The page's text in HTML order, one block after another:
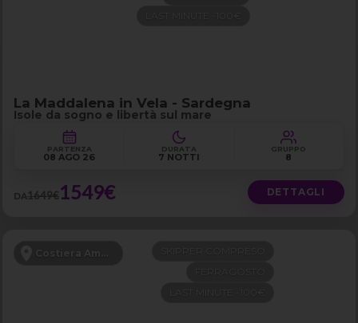
La Maddalena in Vela - Sardegna
Isole da sogno e libertà sul mare
PARTENZA
08 AGO 26
DURATA
7 NOTTI
GRUPPO
8
DA1649€1549€ DETTAGLI
Costiera Amalfitana